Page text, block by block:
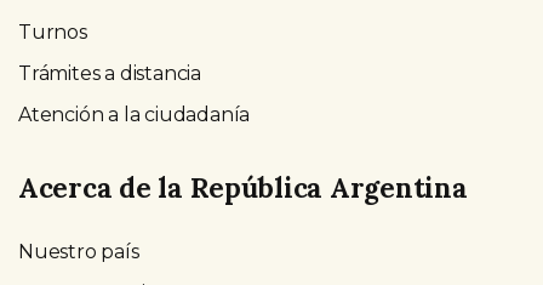
Turnos
Trámites a distancia
Atención a la ciudadanía
Acerca de la República Argentina
Nuestro país